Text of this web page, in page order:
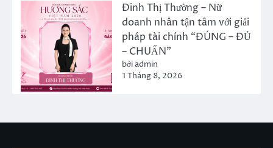
Đinh Thị Thường – Nữ
doanh nhân tận tâm với giải
pháp tài chính “ĐÚNG – ĐỦ
– CHUẨN”
bởi admin
1 Tháng 8, 2026